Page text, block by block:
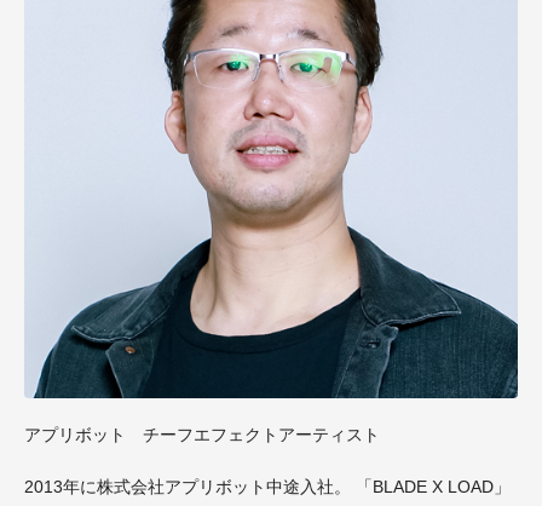
アプリボット チーフエフェクトアーティスト
2013年に株式会社アプリボット中途入社。 「BLADE X LOAD」